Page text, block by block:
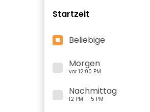
Startzeit
Beliebige
Morgen
vor 12:00 PM
Nachmittag
12 PM — 5 PM